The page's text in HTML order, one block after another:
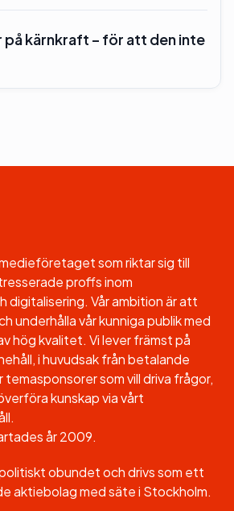
kärnkraft – för att den inte
som riktar sig till
proffs inom
digitalisering. Vår ambition är att
underhålla vår kunniga publik med
hög kvalitet. Vi lever främst på
i huvudsak från betalande
som vill driva frågor,
kunskap via vårt
år 2009.
obundet och drivs som ett
aktiebolag med säte i Stockholm.